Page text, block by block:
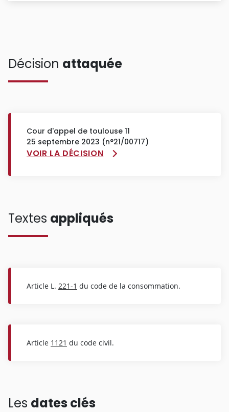
Décision attaquée
Cour d'appel de toulouse 11
25 septembre 2023 (n°21/00717)
VOIR LA DÉCISION
Textes appliqués
Article L. 221-1 du code de la consommation.
Article 1121 du code civil.
Les dates clés